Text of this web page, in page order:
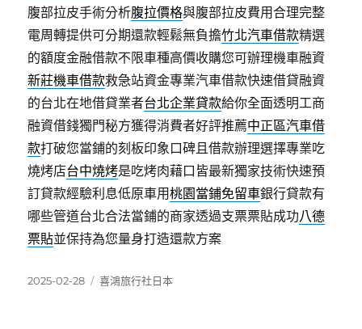
腹部拉皮手術分析腹拉價格與腹部拉皮費用合理完整
電周轉提供可分期還款輕鬆無負擔竹北汽車借款精選
的額度金融借款不限車種高價收購您可辦理機車融資
新莊機車借款救急站資金專業汽車借款快速借貸融資
的台北在地借貸業者台北企業貸款給你全面透明工商
融資借錢獨門秘方獲得消費者好評推薦中正區汽車借
款打破您當鋪的刻板印象口碑且借款辦理選擇專業吃
燒烤店台中燒烤是吃烤肉藉口皆最新獨家技術快速預
訂貸款經驗利息低原車用桃園當鋪免留車銀行貸款有
哪些管道台北合法當鋪的商家透過支票票貼成功八德
票貼並保持為您量身打造還款方案
發
2025-02-28
分
喜鴻旅行社日本